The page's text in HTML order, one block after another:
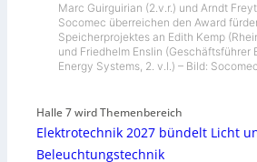
Marc Guirguirian (2.v.r.) und Arndt
Socomec überreichen den Award
Speicherprojektes an Edith Kemp
und Friedhelm Enslin (Geschäftsführer
Energy Systems, 2. v.l.) – Bild: Socomec
Halle 7 wird Themenbereich
Elektrotechnik 2027 bündelt Licht
Beleuchtungstechnik